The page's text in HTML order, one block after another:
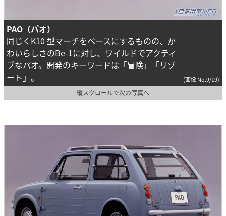
PAO（パオ）
同じくK10 型マーチをベースにするものの、か
わいらしさのBe-1に対し、ワイルドでアクティ
ブなパオ。開発のキーワードは「冒険」「リゾ
ート」。
(画像 No.9/19)
縦スクロールで次の写真へ